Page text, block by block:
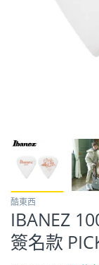
酷東西
IBANEZ
簽名款